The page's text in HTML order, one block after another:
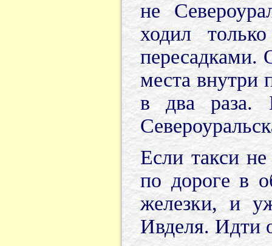
не
ходил
пересадками.
места внутри
в два раза.
Если такси
по дороге в
железки, и
Ивделя. Идти